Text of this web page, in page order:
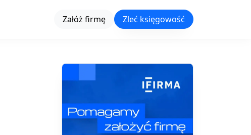
Załóż firmę Zleć księgowość